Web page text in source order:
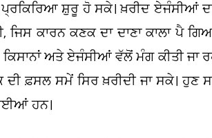
ਪ੍ਰਕਿਰਿਆ ਸ਼ੁਰੂ ਹੋ ਸਕੇ। ਖ਼ਰੀਦ ਏਜੰਸੀਆਂ
ਜਿਸ ਕਾਰਨ ਕਣਕ ਦਾ ਦਾਣਾ ਕਾਲਾ ਪੈ
ਅਤੇ ਏਜੰਸੀਆਂ ਵੱਲੋਂ ਮੰਗ ਕੀਤੀ ਜਾ
ਦੀ ਫ਼ਸਲ ਸਮੇਂ ਸਿਰ ਖ਼ਰੀਦੀ ਜਾ ਸਕੇ। ਹੁਣ
ਹਨ।
ਪਾਕਿ-ਸਾਊਦੀ-
'ਚ US ਦੀ ਭੂਮਿਕਾ